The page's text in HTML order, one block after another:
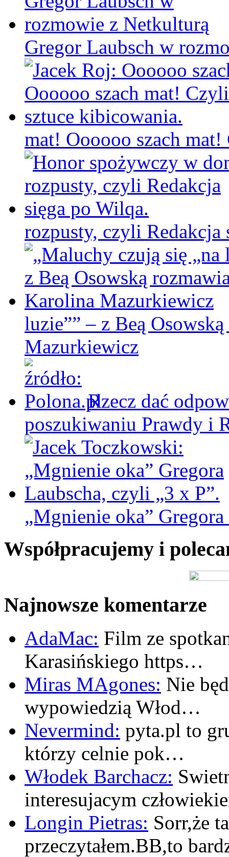
Gregor Laubsch w
mat! Oooooo szach
rozpusty, czyli Redakcja
luzie”” – z Beą
Mazurkiewicz
Rzecz dać
poszukiwaniu Prawdy i
„Mgnienie oka”
Współpracujemy i
Najnowsze komentarze
AdaMac: Film ze
Karasińskiego https…
Miras MAgones: Nie
wypowiedzią Włod…
Nevermind: pyta.pl to
którzy celnie pok…
Włodek Barchacz:
interesujacym
Longin Pietras: Sorr,że
przeczytałem.BB,to